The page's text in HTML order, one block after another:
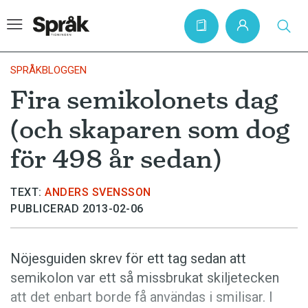
Hem
Artiklar
Krönikor
Språkfrågor
Skrivtips
Kviss
Podden
SPRÅKBLOGGEN
Fira semikolonets dag
(och skaparen som dog
för 498 år sedan)
TEXT: ANDERS SVENSSON
PUBLICERAD 2013-02-06
Nöjesguiden skrev för ett tag sedan att
semikolon var ett så missbrukat skiljetecken
att det enbart borde få användas i smilisar. I